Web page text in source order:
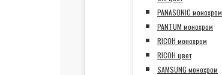
PANASONIC монохром
PANTUM монохром
RICOH монохром
RICOH цвет
SAMSUNG монохром